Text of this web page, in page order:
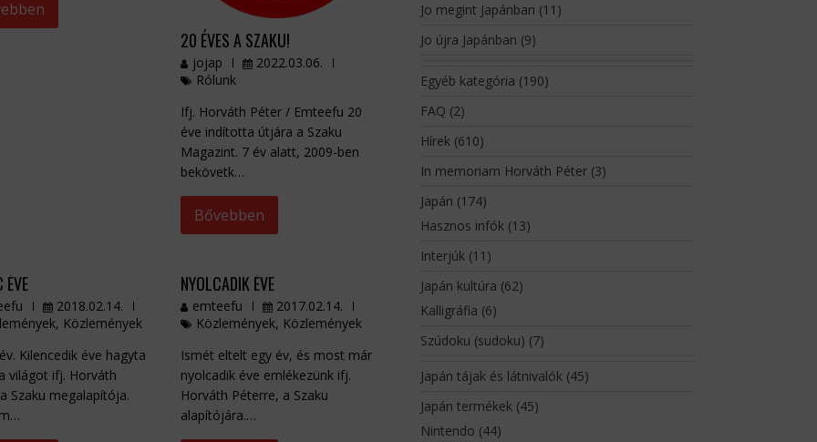
20 ÉVES A SZAKU!
jojap
2022.03.06.
Rólunk
Ifj. Horváth Péter / Emteefu 20
éve indította útjára a Szaku
Magazint. 7 év alatt, 2009-ben
bekövetk…
Bővebben
ÉVE
2018.02.14.
, Közlemények
Kilencedik éve hagyta
világot ifj. Horváth
Szaku megalapítója.
NYOLCADIK ÉVE
emteefu
2017.02.14.
Közlemények, Közlemények
Ismét eltelt egy év, és most már
nyolcadik éve emlékezünk ifj.
Horváth Péterre, a Szaku
alapítójára.…
Jo megint Japánban (11)
Jo újra Japánban (9)
Egyéb kategória (190)
FAQ (2)
Hírek(610)
In memoriam Horváth Péter(3)
Japán (174)
Hasznos infók(13)
Interjúk(11)
Japán kultúra (62)
Kalligráfia (6)
Szúdoku (sudoku) (7)
Japán tájak és látnivalók(45)
Japán termékek(45)
Nintendo (44)